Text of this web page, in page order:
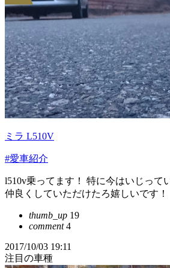
ミラ L510V
#愛車紹介
l510v乗ってます！ 特に今はいじって
仲良くしていただけたろ嬉しいです！
thumb_up 19
comment4
2017/10/03 19:11
注目の車種